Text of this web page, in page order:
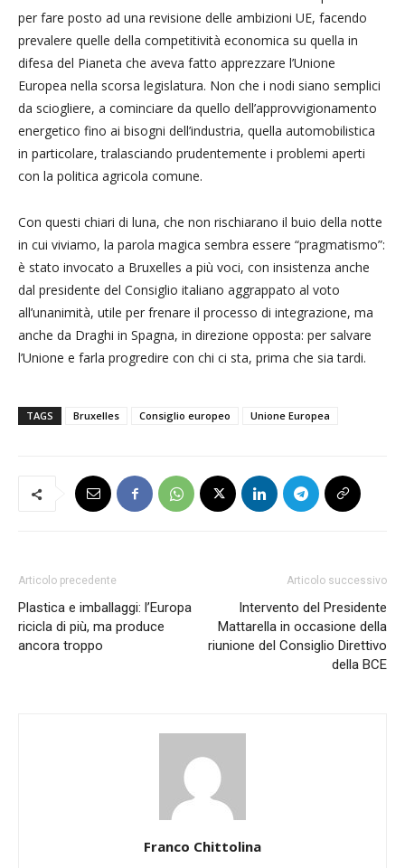
per fare posto ad una revisione delle ambizioni UE, facendo
prevalere quelle della competitività economica su quella in
difesa del Pianeta che aveva fatto apprezzare l’Unione
Europea nella scorsa legislatura. Non che i nodi siano semplici
da sciogliere, a cominciare da quello dell’approvvigionamento
energetico fino ai bisogni dell’industria, quella automobilistica
in particolare, tralasciando prudentemente i problemi aperti
con la politica agricola comune.
Con questi chiari di luna, che non rischiarano il buio della notte
in cui viviamo, la parola magica sembra essere “pragmatismo”:
è stato invocato a Bruxelles a più voci, con insistenza anche
dal presidente del Consiglio italiano aggrappato al voto
all’unanimità, utile per frenare il processo di integrazione, ma
anche da Draghi in Spagna, in direzione opposta: per salvare
l’Unione e farla progredire con chi ci sta, prima che sia tardi.
TAGS Bruxelles Consiglio europeo Unione Europea
Articolo precedente
Plastica e imballaggi: l’Europa
ricicla di più, ma produce
ancora troppo
Articolo successivo
Intervento del Presidente
Mattarella in occasione della
riunione del Consiglio Direttivo
della BCE
Franco Chittolina